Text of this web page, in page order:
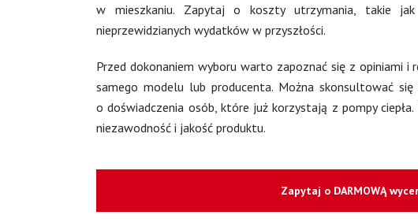
w mieszkaniu. Zapytaj o koszty utrzymania, takie
nieprzewidzianych wydatków w przyszłości.
Przed dokonaniem wyboru warto zapoznać się z opiniami i
samego modelu lub producenta. Można skonsultować
o doświadczenia osób, które już korzystają z pompy
niezawodność i jakość produktu.
Zapytaj o DARMOWĄ